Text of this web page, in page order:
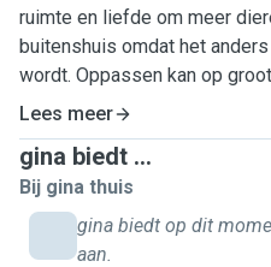
ruimte en liefde om meer
buitenshuis omdat het
wordt. Oppassen kan op
knaagdieren. Dit heb ik ook
vrienden. Ik ben altijd
dus over enige medische
binnenkort te mogen
ziens en Groetjes van ons.
uw huisdier. Dat is mij op het
Lees meer
gina biedt ...
Bij gina thuis
gina biedt op dit
aan.